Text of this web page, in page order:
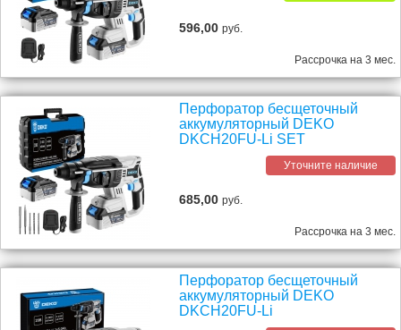
596,00руб.
Рассрочка на 3 мес.
Перфоратор бесщеточный
аккумуляторный DEKO
DKCH20FU-Li SET
Уточните наличие
685,00руб.
Рассрочка на 3 мес.
Перфоратор бесщеточный
аккумуляторный DEKO
DKCH20FU-Li